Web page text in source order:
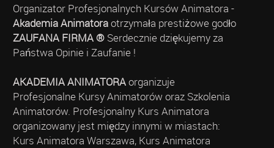
Organizator Profesjonalnych Kursów Animatora -
Akademia Animatoraotrzymała prestiżowe godło
ZAUFANA FIRMA ®Serdecznie dziękujemy za
Państwa Opinie i Zaufanie !
AKADEMIA ANIMATORAorganizuje
Profesjonalne Kursy Animatorów oraz Szkolenia
Animatorów. Profesjonalny Kurs Animatora
organizowany jest między innymi w miastach:
Kurs Animatora Warszawa, Kurs Animatora